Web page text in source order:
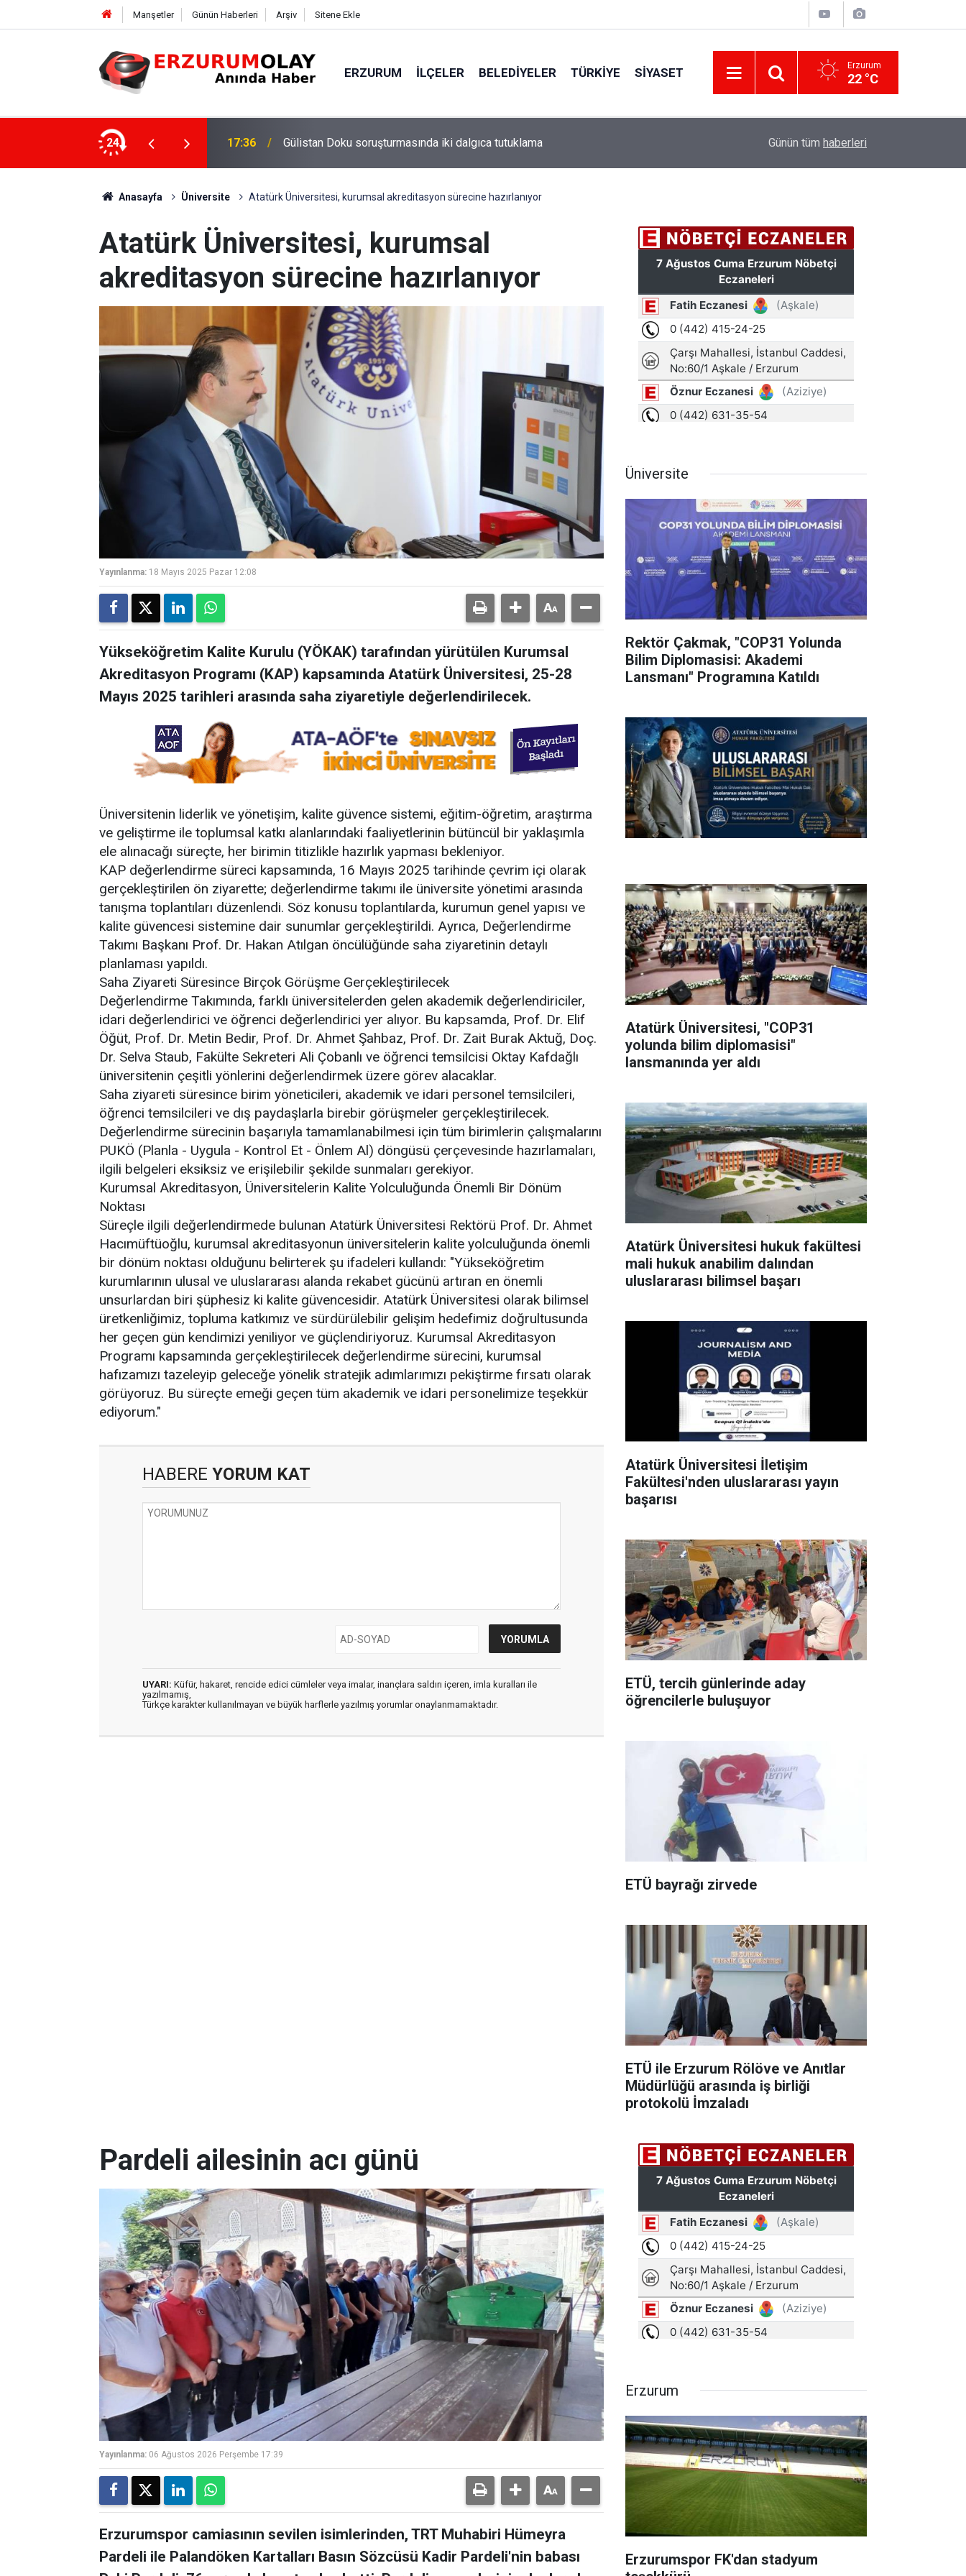
Manşetler Günün Haberleri Arşiv Sitene Ekle
ERZURUM İLÇELER BELEDIYELER TÜRKIYE SIYASET Erzurum
22 °C
24
dalgıca tutuklama 12:29 YÜRÜYEN PARALAR MANGASI
Günün tüm haberleri
Anasayfa Üniversite Atatürk Üniversitesi, kurumsal akreditasyon sürecine hazırlanıyor
Atatürk Üniversitesi, kurumsal
akreditasyon sürecine hazırlanıyor
Yayınlanma: 18 Mayıs 2025 Pazar 12:08
Yükseköğretim Kalite Kurulu (YÖKAK) tarafından yürütülen Kurumsal
Akreditasyon Programı (KAP) kapsamında Atatürk Üniversitesi, 25-28
Mayıs 2025 tarihleri arasında saha ziyaretiyle değerlendirilecek.
Üniversitenin liderlik ve yönetişim, kalite güvence sistemi, eğitim-öğretim, araştırma
ve geliştirme ile toplumsal katkı alanlarındaki faaliyetlerinin bütüncül bir yaklaşımla
ele alınacağı süreçte, her birimin titizlikle hazırlık yapması bekleniyor.
KAP değerlendirme süreci kapsamında, 16 Mayıs 2025 tarihinde çevrim içi olarak
gerçekleştirilen ön ziyarette; değerlendirme takımı ile üniversite yönetimi arasında
tanışma toplantıları düzenlendi. Söz konusu toplantılarda, kurumun genel yapısı ve
kalite güvencesi sistemine dair sunumlar gerçekleştirildi. Ayrıca, Değerlendirme
Takımı Başkanı Prof. Dr. Hakan Atılgan öncülüğünde saha ziyaretinin detaylı
planlaması yapıldı.
Saha Ziyareti Süresince Birçok Görüşme Gerçekleştirilecek
Değerlendirme Takımında, farklı üniversitelerden gelen akademik değerlendiriciler,
idari değerlendirici ve öğrenci değerlendirici yer alıyor. Bu kapsamda, Prof. Dr. Elif
Öğüt, Prof. Dr. Metin Bedir, Prof. Dr. Ahmet Şahbaz, Prof. Dr. Zait Burak Aktuğ, Doç.
Dr. Selva Staub, Fakülte Sekreteri Ali Çobanlı ve öğrenci temsilcisi Oktay Kafdağlı
üniversitenin çeşitli yönlerini değerlendirmek üzere görev alacaklar.
Saha ziyareti süresince birim yöneticileri, akademik ve idari personel temsilcileri,
öğrenci temsilcileri ve dış paydaşlarla birebir görüşmeler gerçekleştirilecek.
Değerlendirme sürecinin başarıyla tamamlanabilmesi için tüm birimlerin çalışmalarını
PUKÖ (Planla - Uygula - Kontrol Et - Önlem Al) döngüsü çerçevesinde hazırlamaları,
ilgili belgeleri eksiksiz ve erişilebilir şekilde sunmaları gerekiyor.
Kurumsal Akreditasyon, Üniversitelerin Kalite Yolculuğunda Önemli Bir Dönüm
Noktası
Süreçle ilgili değerlendirmede bulunan Atatürk Üniversitesi Rektörü Prof. Dr. Ahmet
Hacımüftüoğlu, kurumsal akreditasyonun üniversitelerin kalite yolculuğunda önemli
bir dönüm noktası olduğunu belirterek şu ifadeleri kullandı: "Yükseköğretim
kurumlarının ulusal ve uluslararası alanda rekabet gücünü artıran en önemli
unsurlardan biri şüphesiz ki kalite güvencesidir. Atatürk Üniversitesi olarak bilimsel
üretkenliğimiz, topluma katkımız ve sürdürülebilir gelişim hedefimiz doğrultusunda
her geçen gün kendimizi yeniliyor ve güçlendiriyoruz. Kurumsal Akreditasyon
Programı kapsamında gerçekleştirilecek değerlendirme sürecini, kurumsal
hafızamızı tazeleyip geleceğe yönelik stratejik adımlarımızı pekiştirme fırsatı olarak
görüyoruz. Bu süreçte emeği geçen tüm akademik ve idari personelimize teşekkür
ediyorum."
HABERE YORUM KAT
UYARI: Küfür, hakaret, rencide edici cümleler veya imalar, inançlara saldırı içeren, imla kuralları ile
yazılmamış,
Türkçe karakter kullanılmayan ve büyük harflerle yazılmış yorumlar onaylanmamaktadır.
Üniversite
Rektör Çakmak, "COP31 Yolunda
Bilim Diplomasisi: Akademi
Lansmanı" Programına Katıldı
Atatürk Üniversitesi, "COP31
yolunda bilim diplomasisi"
lansmanında yer aldı
Atatürk Üniversitesi hukuk fakültesi
mali hukuk anabilim dalından
uluslararası bilimsel başarı
Atatürk Üniversitesi İletişim
Fakültesi'nden uluslararası yayın
başarısı
ETÜ, tercih günlerinde aday
öğrencilerle buluşuyor
ETÜ bayrağı zirvede
ETÜ ile Erzurum Rölöve ve Anıtlar
Müdürlüğü arasında iş birliği
protokolü İmzaladı
Pardeli ailesinin acı günü
Yayınlanma: 06 Ağustos 2026 Perşembe 17:39
Erzurumspor camiasının sevilen isimlerinden, TRT Muhabiri Hümeyra
Pardeli ile Palandöken Kartalları Basın Sözcüsü Kadir Pardeli'nin babası
Erzurum
Erzurumspor FK'dan stadyum